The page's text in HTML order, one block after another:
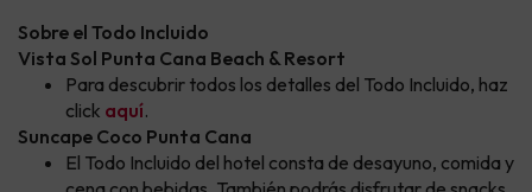
Sobre el Todo Incluido
Vista Sol Punta Cana Beach & Resort
Para descubrir todos los detalles del Todo Incluido, haz
click aquí.
Suncape Coco Punta Cana
El Todo Incluido del hotel consta de desayuno, comida y